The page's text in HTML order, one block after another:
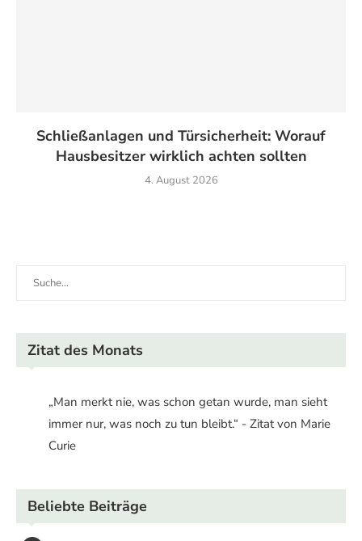
Schließanlagen und Türsicherheit: Worauf
Hausbesitzer wirklich achten sollten
4. August 2026
Zitat des Monats
„Man merkt nie, was schon getan wurde, man sieht
immer nur, was noch zu tun bleibt.“ - Zitat von Marie
Curie
Beliebte Beiträge